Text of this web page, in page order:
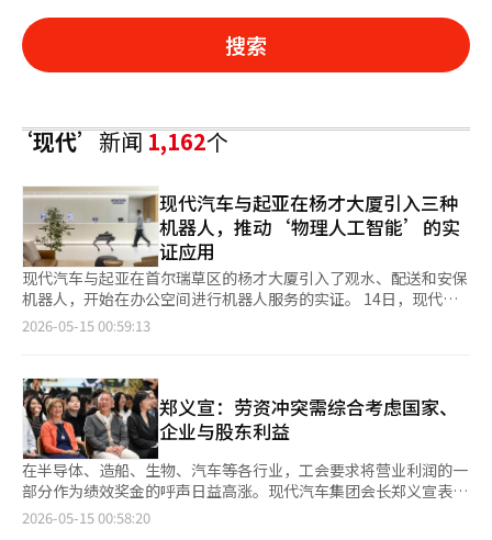
搜索
‘现代’新闻1,162个
现代汽车与起亚在杨才大厦引入三种
机器人，推动‘物理人工智能’的实
证应用
现代汽车与起亚在首尔瑞草区的杨才大厦引入了观水、配送和安保
机器人，开始在办公空间进行机器人服务的实证。 14日，现代汽
车与起亚表示，在杨才大厦的公共空间内，启动了观水机器人“达
使用机器人服务。与其说是让人们单独呼叫机器人或在有限空间内
体验，不如说是让机器人在大厦内部移动并执行指定任务。 达伊
园丁是一款为大厦内部景观植物供水的机器人。它通过传感器三维
识别周围空间，区分植物、土壤和花坛。通过具备升降和六轴旋转
功能的机器人手臂，能够在指定位置喷洒水。 其行驶采用了现代
汽车与起亚的机器人技术PnD模块。结合摄像头和激光雷达的传感
器融合技术，能够识别大堂内的人和障碍物，并实现自主驾驶到目
的地。当储存的水不足时，机器人会与建筑供水设施通信以补充水
2026-05-15 00:59:13
郑义宣：劳资冲突需综合考虑国家、
企业与股东利益
在半导体、造船、生物、汽车等各行业，工会要求将营业利润的一
部分作为绩效奖金的呼声日益高涨。现代汽车集团会长郑义宣表
示：“（劳资冲突）需要综合考虑国家发展、股东、公司发展方向
2026-05-15 00:58:20